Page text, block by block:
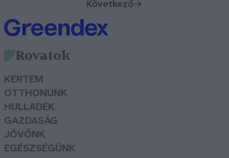
Következő→
Rovatok
KERTEM
OTTHONUNK
HULLADÉK
GAZDASÁG
JÖVŐNK
EGÉSZSÉGÜNK